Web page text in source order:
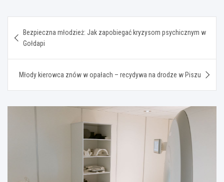
wpisu
Bezpieczna młodzież: Jak zapobiegać kryzysom psychicznym w
Gołdapi
Młody kierowca znów w opałach – recydywa na drodze w Piszu